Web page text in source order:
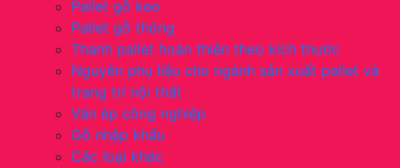
Pallet gỗ keo
Pallet gỗ thông
Thanh pallet hoàn thiện theo kích thước
Nguyên phụ liệu cho ngành sản xuất pallet và
trang trí nội thất
Ván ép công nghiệp
Gỗ nhập khẩu
Các loại khác